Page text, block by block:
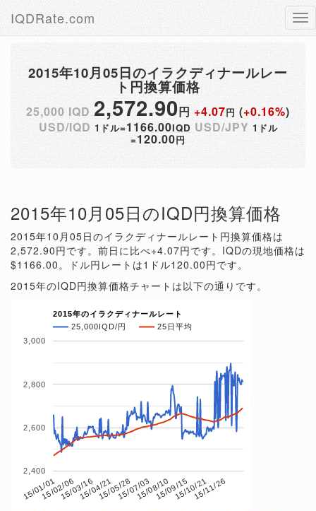
IQDRate.com
2015年10月05日のイラクディナールレー
ト円換算価格
25,000 IQD 2,572.90円+4.07円 (+0.16%)
USD/IQD 1ドル=1166.00IQD USD/JPY 1ドル
=120.00円
2015年10月05日のIQD円換算価格
2015年10月05日のイラクディナールレート円換算価格は
2,572.90円です。前日に比べ+4.07円です。IQDの現地価格は
$1166.00。ドル円レートは1ドル120.00円です。
2015年のIQD円換算価格チャートは以下の通りです。
2015年のイラクディナールレート
25,000IQD/円
25日平均
15/01/0115/02/0615/03/1615/04/2115/05/2815/07/0315/08/1015/09/1515/10/2115/11/26
2,400
2,600
2,800
3,000